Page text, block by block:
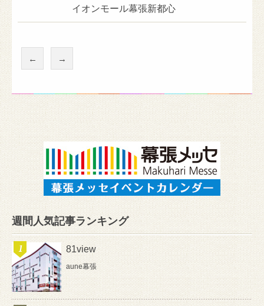
イオンモール幕張新都心
← →
週間人気記事ランキング
81view
aune幕張